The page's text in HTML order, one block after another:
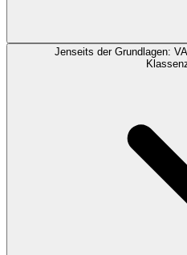
Jenseits der Grundlagen: